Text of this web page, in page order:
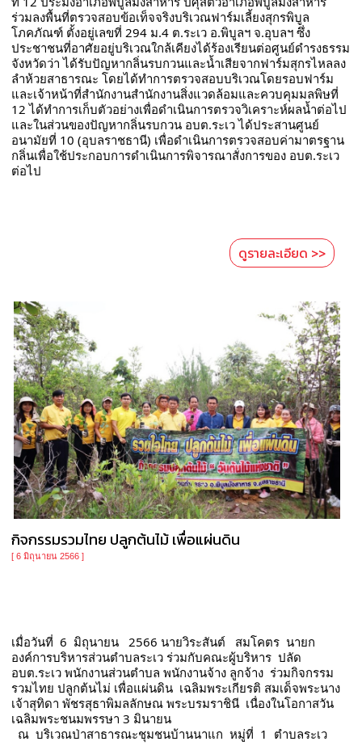
ร่วมลงพื้นที่ตรวจสอบข้อเท็จจริงบริเวณฟาร์มเลี้ยงสุกรพิบูล
โภคภัณฑ์ ตั้งอยู่เลขที่ 294 ม.4 ต.ระเว อ.พิบูลฯ จ.อุบลฯ ซึ่ง
ประชาชนที่อาศัยอยู่บริเวณใกล้เคียงได้ร้องเรียนต่อศูนย์ดำรงธรรม
จังหวัดว่า ได้รับปัญหากลิ่นรบกวนและน้ำเสียจากฟาร์มสุกรไหลลง
ลำห้วยสาธารณะ โดยได้ทำการตรวจสอบบริเวณโดยรอบฟาร์ม
และเจ้าหน้าที่สำนักงานสำนักงานสิ่งแวดล้อมและควบคุมมลพิษที่
12 ได้ทำการเก็บตัวอย่างเพื่อดำเนินการตรวจวิเคราะห์ผลน้ำต่อไป
และในส่วนของปัญหากลิ่นรบกวน อบต.ระเว ได้ประสานศูนย์
อนามัยที่ 10 (อุบลราชธานี) เพื่อดำเนินการตรวจสอบค่ามาตรฐาน
กลิ่นเพื่อใช้ประกอบการดำเนินการพิจารณาสั่งการของ อบต.ระเว
ต่อไป
ดูรายละเอียด >>
กิจกรรมรวมไทย ปลูกต้นไม้ เพื่อแผ่นดิน
[ 6 มิถุนายน 2566 ]
เมื่อวันที่  6  มิถุนายน   2566 นายวิระสันต์   สมโคตร  นายก
องค์การบริหารส่วนตำบลระเว ร่วมกับคณะผู้บริหาร  ปลัด
อบต.ระเว พนักงานส่วนตำบล พนักงานจ้าง ลูกจ้าง  ร่วมกิจกรรม
รวมไทย ปลูกต้นไม่ เพื่อแผ่นดิน  เฉลิมพระเกียรติ สมเด็จพระนาง
เจ้าสุทิดา พัชรสุธาพิมลลักษณ พระบรมราชินี  เนื่องในโอกาสวัน
เฉลิมพระชนมพรรษา 3 มินายน
  ณ  บริเวณป่าสาธารณะชุมชนบ้านนาแก  หมู่ที่  1  ตำบลระเว